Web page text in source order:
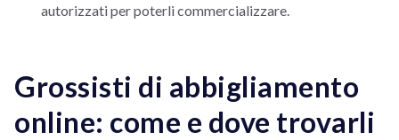
autorizzati per poterli commercializzare.
Grossisti di abbigliamento
online: come e dove trovarli